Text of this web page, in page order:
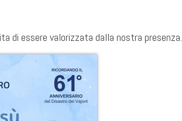
di essere valorizzata dalla nostra presenza.